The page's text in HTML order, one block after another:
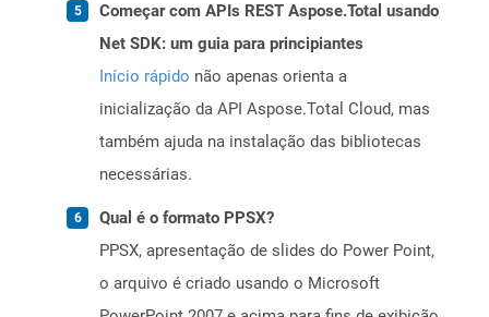
Começar com APIs REST Aspose.Total usando
Net SDK: um guia para principiantes
Início rápido não apenas orienta a
inicialização da API Aspose.Total Cloud, mas
também ajuda na instalação das bibliotecas
necessárias.
Qual é o formato PPSX?
PPSX, apresentação de slides do Power Point,
o arquivo é criado usando o Microsoft